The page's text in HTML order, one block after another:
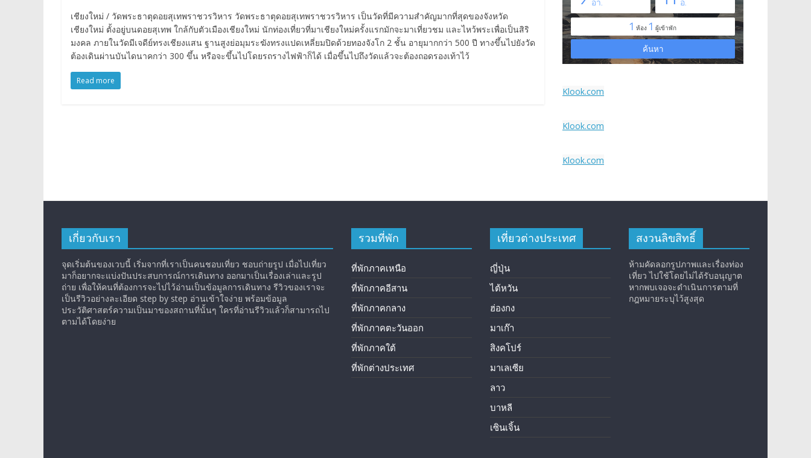
เชียงใหม่ / วัดพระธาตุดอยสุเทพราชวรวิหาร วัดพระธาตุดอยสุเทพราชวรวิหาร เป็นวัดที่มีความสำคัญมากที่สุดของจังหวัด
เชียงใหม่ ตั้งอยู่บนดอยสุเทพ ใกล้กับตัวเมืองเชียงใหม่ นักท่องเที่ยวที่มาเชียงใหม่ครั้งแรกมักจะมาเที่ยวชม และไหว้พระเพื่อเป็นสิริ
มงคล ภายในวัดมีเจดีย์ทรงเชียงแสน ฐานสูงย่อมุมระฆังทรงแปดเหลี่ยมปิดด้วยทองจังโก 2 ชั้น อายุมากกว่า 500 ปี ทางขึ้นไปยังวัด
ต้องเดินผ่านบันไดนาคกว่า 300 ขึ้น หรือจะขึ้นไปโดยรถรางไฟฟ้าก็ได้ เมื่อขึ้นไปถึงวัดแล้วจะต้องถอดรองเท้าไว้
Read more
Klook.com
Klook.com
Klook.com
เกี่ยวกับเรา
จุดเริ่มต้นของเวบนี้ เริ่มจากที่เราเป็นคนชอบเที่ยว ชอบถ่ายรูป เมื่อไปเที่ยว
มาก็อยากจะแบ่งปันประสบการณ์การเดินทาง ออกมาเป็นเรื่องเล่าและรูป
ถ่าย เพื่อให้คนที่ต้องการจะไปไว้อ่านเป็นข้อมูลการเดินทาง รีวิวของเราจะ
เป็นรีวิวอย่างละเอียด step by step อ่านเข้าใจง่าย พร้อมข้อมูล
ประวัติศาสตร์ความเป็นมาของสถานที่นั้นๆ ใครที่อ่านรีวิวแล้วก็สามารถไป
ตามได้โดยง่าย
รวมที่พัก
ที่พักภาคเหนือ
ที่พักภาคอีสาน
ที่พักภาคกลาง
ที่พักภาคตะวันออก
ที่พักภาคใต้
ที่พักต่างประเทศ
เที่ยวต่างประเทศ
ญี่ปุ่น
ไต้หวัน
ฮ่องกง
มาเก๊า
สิงคโปร์
มาเลเซีย
ลาว
บาหลี
เซินเจิ้น
สงวนลิขสิทธิ์
ห้ามคัดลอกรูปภาพและเรื่องท่อง
เที่ยว ไปใช้โดยไม่ได้รับอนุญาต
หากพบเจอจะดำเนินการตามที่
กฎหมายระบุไว้สูงสุด